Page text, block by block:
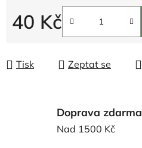
40 Kč
Měrná cena:
Tisk Zeptat se
Doprava zdarma
Nad 1500 Kč